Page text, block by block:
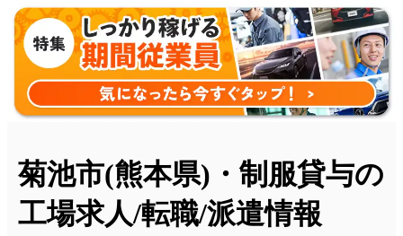
菊池市(熊本県)・制服貸与の
工場求人/転職/派遣情報